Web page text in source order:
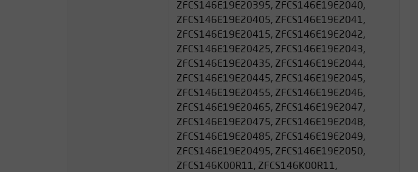
ZFCS146E19E20395, ZFCS146E19E2040,
ZFCS146E19E20405, ZFCS146E19E2041,
ZFCS146E19E20415, ZFCS146E19E2042,
ZFCS146E19E20425, ZFCS146E19E2043,
ZFCS146E19E20435, ZFCS146E19E2044,
ZFCS146E19E20445, ZFCS146E19E2045,
ZFCS146E19E20455, ZFCS146E19E2046,
ZFCS146E19E20465, ZFCS146E19E2047,
ZFCS146E19E20475, ZFCS146E19E2048,
ZFCS146E19E20485, ZFCS146E19E2049,
ZFCS146E19E20495, ZFCS146E19E2050,
ZFCS146K00R11, ZFCS146K00R11,